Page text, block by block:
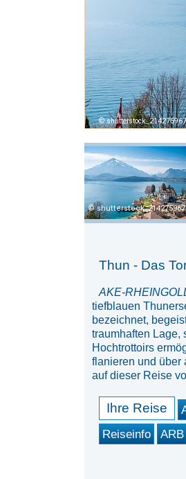
Thun - Das
AKE-
tiefblauen
bezeichnet,
traumhaften Lage,
Hochtrottoirs
flanieren und über
auf dieser Reise
Ihre Reise
Reiseinfo
ARB